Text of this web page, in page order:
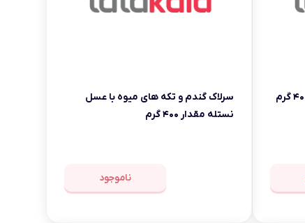
سرلاک گندم و تکه های میوه با عسل
نستله مقدار ۴۰۰ گرم
ناموجود